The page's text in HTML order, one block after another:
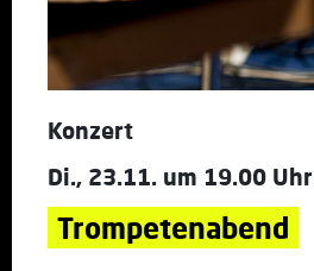
Konzert
Di., 23.11. um 19.00 Uhr
Trompetenabend